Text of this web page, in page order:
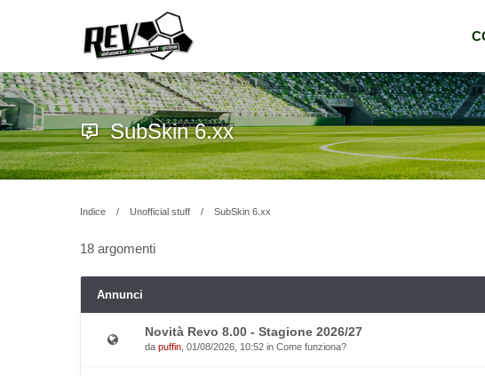
SubSkin 6.xx
Indice Unofficial stuff SubSkin 6.xx
18 argomenti
Annunci
Novità Revo 8.00 - Stagione 2026/27
da puffin , 01/08/2026, 10:52 in Come funziona?